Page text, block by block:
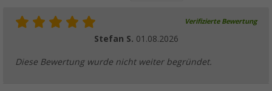
Verifizierte Bewertung
Stefan S. 01.08.2026
Diese Bewertung wurde nicht weiter begründet.